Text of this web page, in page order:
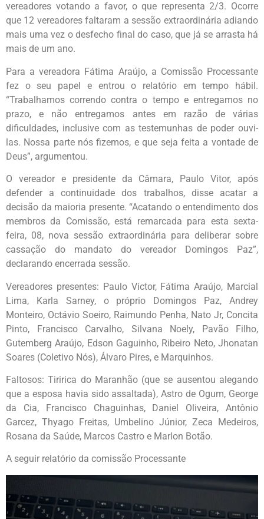
vereadores votando a favor, o que representa 2/3. Ocorre
que 12 vereadores faltaram a sessão extraordinária adiando
mais uma vez o desfecho final do caso, que já se arrasta há
mais de um ano.
Para a vereadora Fátima Araújo, a Comissão Processante
fez o seu papel e entrou o relatório em tempo hábil.
“Trabalhamos correndo contra o tempo e entregamos no
prazo, e não entregamos antes em razão de várias
dificuldades, inclusive com as testemunhas de poder ouvi-
las. Nossa parte nós fizemos, e que seja feita a vontade de
Deus”, argumentou.
O vereador e presidente da Câmara, Paulo Vitor, após
defender a continuidade dos trabalhos, disse acatar a
decisão da maioria presente. “Acatando o entendimento dos
membros da Comissão, está remarcada para esta sexta-
feira, 08, nova sessão extraordinária para deliberar sobre
cassação do mandato do vereador Domingos Paz”,
declarando encerrada sessão.
Vereadores presentes: Paulo Victor, Fátima Araújo, Marcial
Lima, Karla Sarney, o próprio Domingos Paz, Andrey
Monteiro, Octávio Soeiro, Raimundo Penha, Nato Jr, Concita
Pinto, Francisco Carvalho, Silvana Noely, Pavão Filho,
Gutemberg Araújo, Edson Gaguinho, Ribeiro Neto, Jhonatan
Soares (Coletivo Nós), Álvaro Pires, e Marquinhos.
Faltosos: Tiririca do Maranhão (que se ausentou alegando
que a esposa havia sido assaltada), Astro de Ogum, George
da Cia, Francisco Chaguinhas, Daniel Oliveira, Antônio
Garcez, Thyago Freitas, Umbelino Júnior, Zeca Medeiros,
Rosana da Saúde, Marcos Castro e Marlon Botão.
A seguir relatório da comissão Processante